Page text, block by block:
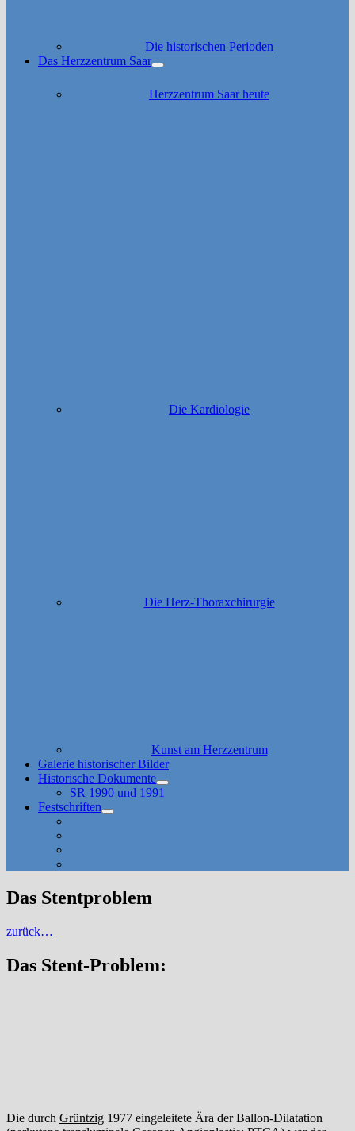
Die historischen Perioden
Das Herzzentrum Saar
Untermenü
Herzzentrum Saar heute
Die Kardiologie
Die Herz-Thoraxchirurgie
Kunst am Herzzentrum
Galerie historischer Bilder
Historische Dokumente
Untermenü
anzeigen
SR 1990 und 1991
Festschriften
Untermenü
Das Stentproblem
zurück…
Das Stent-Problem:
Die durch Grüntzig 1977 eingeleitete Ära der Ballon-Dilatation